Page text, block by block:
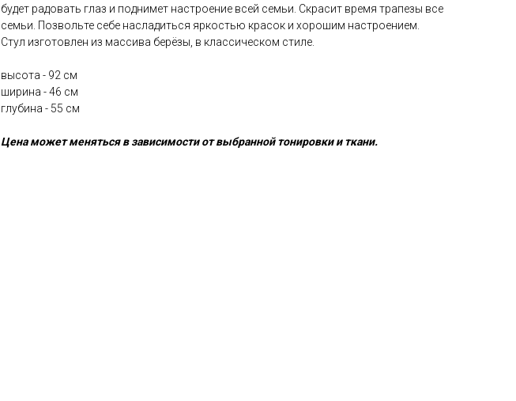
будет радовать глаз и поднимет настроение всей семьи. Скрасит время трапезы все
семьи. Позвольте себе насладиться яркостью красок и хорошим настроением.
Стул изготовлен из массива берёзы, в классическом стиле.
высота - 92 cм
ширина - 46 cм
глубина - 55 cм
Цена может меняться в зависимости от выбранной тонировки и ткани.